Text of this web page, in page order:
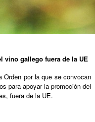
vino gallego fuera de la UE
Orden por la que se convocan
para apoyar la promoción del
fuera de la UE.